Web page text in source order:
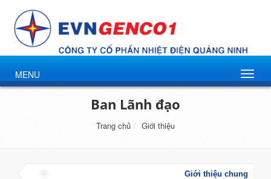
MENU
Ban Lãnh đạo
Trang chủ Giới thiệu
Giới thiệu chung